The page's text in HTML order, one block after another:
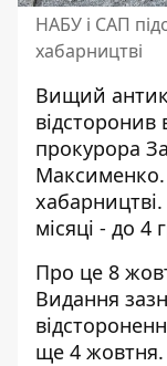
НАБУ і САП
хабарництві
Вищий
відсторонив
прокурора
хабарництві
місяці - до 4
Про це 8
Видання
ще 4 жовтня.